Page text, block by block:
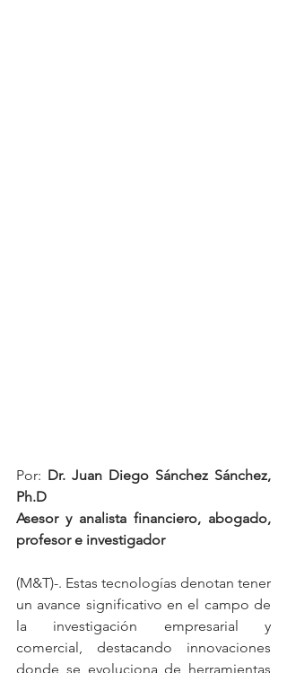
Por: Dr. Juan Diego Sánchez Sánchez,
Ph.D
Asesor y analista financiero, abogado,
profesor e investigador
(M&T)-. Estas tecnologías denotan tener
un avance significativo en el campo de
la investigación empresarial y
comercial, destacando innovaciones
donde se evoluciona de herramientas